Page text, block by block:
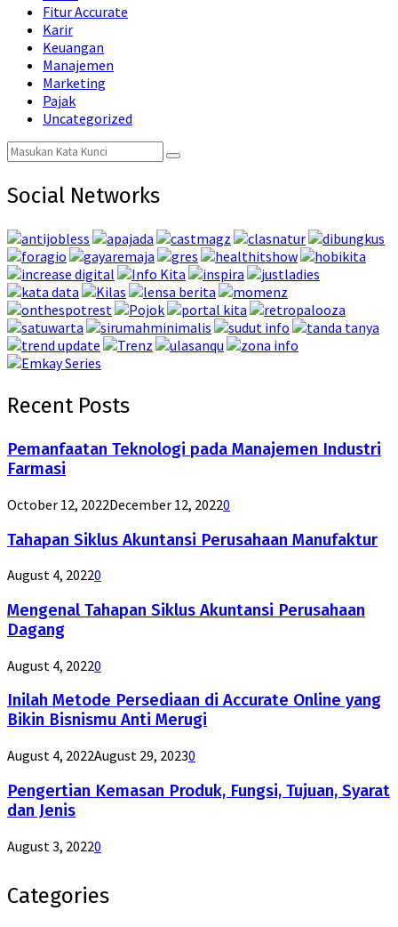
Fitur Accurate
Karir
Keuangan
Manajemen
Marketing
Pajak
Uncategorized
Search
for:
Search
Social Networks
Recent Posts
Pemanfaatan Teknologi pada Manajemen Industri
Farmasi
October 12, 2022December 12, 20220
Tahapan Siklus Akuntansi Perusahaan Manufaktur
August 4, 20220
Mengenal Tahapan Siklus Akuntansi Perusahaan
Dagang
August 4, 20220
Inilah Metode Persediaan di Accurate Online yang
Bikin Bisnismu Anti Merugi
August 4, 2022August 29, 20230
Pengertian Kemasan Produk, Fungsi, Tujuan, Syarat
dan Jenis
August 3, 20220
Categories